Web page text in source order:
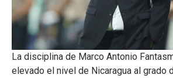
La disciplina de Marco Antonio
elevado el nivel de Nicaragua al grado